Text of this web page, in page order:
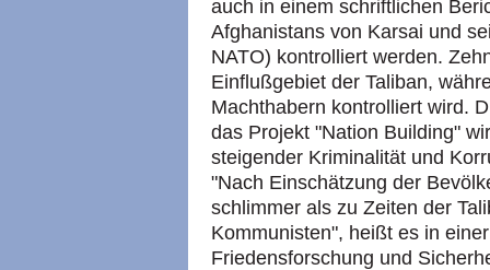
auch in einem schriftlichen
Afghanistans von Karsai und
NATO) kontrolliert werden.
Einflußgebiet der Taliban,
Machthabern kontrolliert wird.
das Projekt "Nation Building"
steigender Kriminalität und
"Nach Einschätzung der
schlimmer als zu Zeiten der
Kommunisten", heißt es in
Friedensforschung und